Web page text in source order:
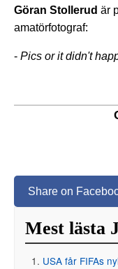
Göran Stollerud är
amatörfotograf:
- Pics or it didn't
Share on
Mest lästa
USA får FIFAs